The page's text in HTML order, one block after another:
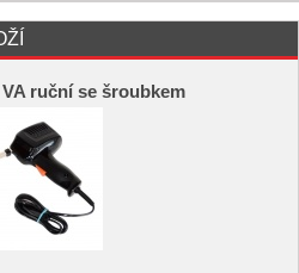
ruční se šroubkem